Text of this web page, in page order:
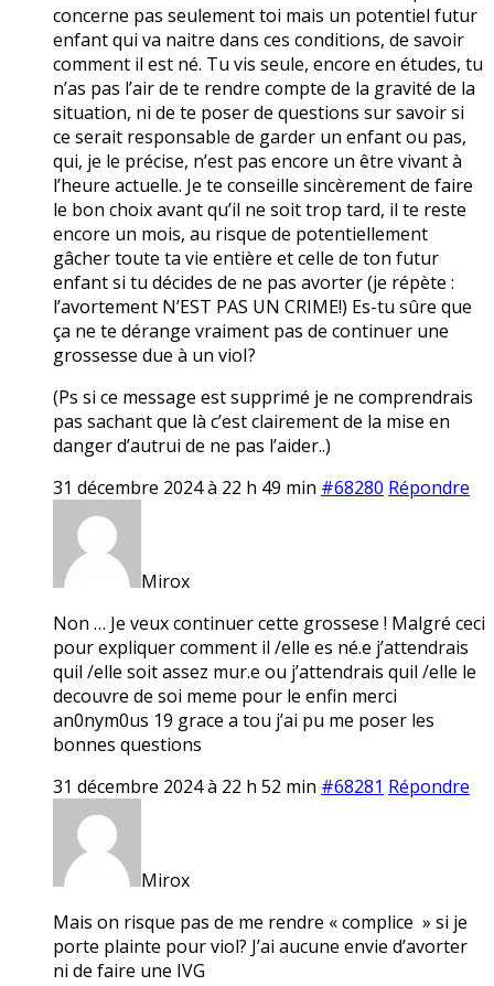
concerne pas seulement toi mais un potentiel futur
enfant qui va naitre dans ces conditions, de savoir
comment il est né. Tu vis seule, encore en études, tu
n’as pas l’air de te rendre compte de la gravité de la
situation, ni de te poser de questions sur savoir si
ce serait responsable de garder un enfant ou pas,
qui, je le précise, n’est pas encore un être vivant à
l’heure actuelle. Je te conseille sincèrement de faire
le bon choix avant qu’il ne soit trop tard, il te reste
encore un mois, au risque de potentiellement
gâcher toute ta vie entière et celle de ton futur
enfant si tu décides de ne pas avorter (je répète :
l’avortement N’EST PAS UN CRIME!) Es-tu sûre que
ça ne te dérange vraiment pas de continuer une
grossesse due à un vioI?
(Ps si ce message est supprimé je ne comprendrais
pas sachant que là c’est clairement de la mise en
danger d’autrui de ne pas l’aider..)
31 décembre 2024 à 22 h 49 min #68280 Répondre
Mirox
Non … Je veux continuer cette grossese ! Malgré ceci
pour expliquer comment il /elle es né.e j’attendrais
quil /elle soit assez mur.e ou j’attendrais quil /elle le
decouvre de soi meme pour le enfin merci
an0nym0us 19 grace a tou j’ai pu me poser les
bonnes questions
31 décembre 2024 à 22 h 52 min #68281 Répondre
Mirox
Mais on risque pas de me rendre « complice » si je
porte plainte pour viol? J’ai aucune envie d’avorter
ni de faire une IVG